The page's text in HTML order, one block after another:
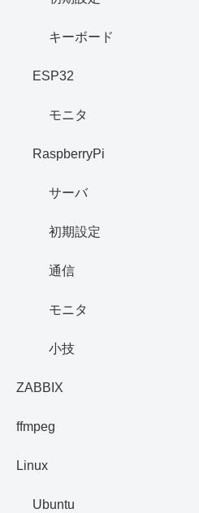
キーボード
ESP32
モニタ
RaspberryPi
サーバ
初期設定
通信
モニタ
小技
ZABBIX
ffmpeg
Linux
Ubuntu